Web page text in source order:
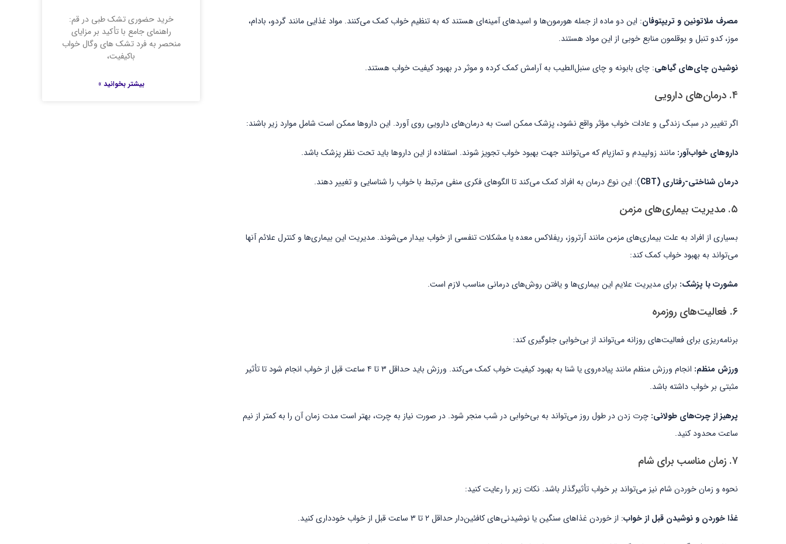
مصرف ملاتونین و تریپتوفان: این دو ماده از جمله هورمون‌ها و اسیدهای آمینه‌ای هستند که به تنظیم خواب کمک می‌کنند. مواد غذایی مانند گردو، بادام،
موز، کدو تنبل و بوقلمون منابع خوبی از این مواد هستند.
نوشیدن چای‌های گیاهی: چای بابونه و چای سنبل‌الطیب به آرامش کمک کرده و موثر در بهبود کیفیت خواب هستند.
۴. درمان‌های دارویی
اگر تغییر در سبک زندگی و عادات خواب مؤثر واقع نشود، پزشک ممکن است به درمان‌های دارویی روی آورد. این داروها ممکن است شامل موارد زیر باشند:
داروهای خواب‌آور: مانند زولپیدم و تمازپام که می‌توانند جهت بهبود خواب تجویز شوند. استفاده از این داروها باید تحت نظر پزشک باشد.
درمان شناختی-رفتاری (CBT ): این نوع درمان به افراد کمک می‌کند تا الگوهای فکری منفی مرتبط با خواب را شناسایی و تغییر دهند.
۵. مدیریت بیماری‌های مزمن
بسیاری از افراد به علت بیماری‌های مزمن مانند آرتروز، ریفلاکس معده یا مشکلات تنفسی از خواب بیدار می‌شوند. مدیریت این بیماری‌ها و کنترل علائم آنها
می‌تواند به بهبود خواب کمک کند:
مشورت با پزشک: برای مدیریت علایم این بیماری‌ها و یافتن روش‌های درمانی مناسب لازم است.
۶. فعالیت‌های روزمره
برنامه‌ریزی برای فعالیت‌های روزانه می‌تواند از بی‌خوابی جلوگیری کند:
ورزش منظم:
انجام ورزش منظم مانند پیاده‌روی یا شنا به بهبود کیفیت خواب کمک می‌کند. ورزش باید حداقل ۳ تا ۴ ساعت قبل از خواب انجام شود تا تأثیر
مثبتی بر خواب داشته باشد.
پرهیز از چرت‌های طولانی: چرت زدن در طول روز می‌تواند به بی‌خوابی در شب منجر شود. در صورت نیاز به چرت، بهتر است مدت زمان آن را به کمتر از نیم
ساعت محدود کنید.
۷. زمان مناسب برای شام
نحوه و زمان خوردن شام نیز می‌تواند بر خواب تأثیرگذار باشد. نکات زیر را رعایت کنید:
غذا خوردن و نوشیدن قبل از خواب: از خوردن غذاهای سنگین یا نوشیدنی‌های کافئین‌دار حداقل ۲ تا ۳ ساعت قبل از خواب خودداری کنید.
خرید حضوری تشک طبی در قم:
راهنمای جامع با تأکید بر مزایای
منحصر به فرد تشک های وگال خواب
باکیفیت،
بیشتر بخوانید »